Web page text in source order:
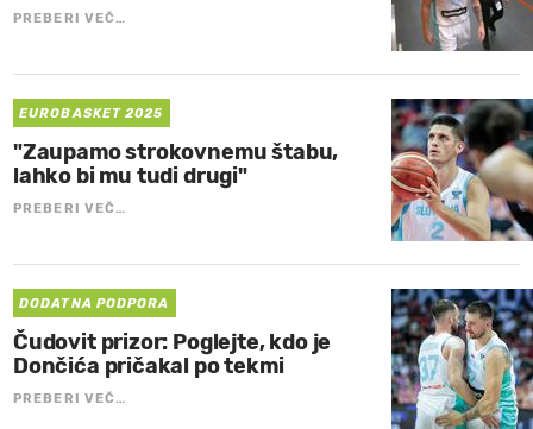
PREBERI VEČ…
EUROBASKET 2025
"Zaupamo strokovnemu štabu,
lahko bi mu tudi drugi"
PREBERI VEČ…
DODATNA PODPORA
Čudovit prizor: Poglejte, kdo je
Dončića pričakal po tekmi
PREBERI VEČ…